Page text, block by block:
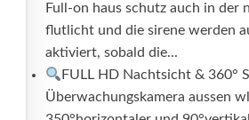
Full-on haus schutz auch in der
flutlicht und die sirene werden
aktiviert, sobald die...
FULL HD Nachtsicht & 360°
Überwachungskamera aussen